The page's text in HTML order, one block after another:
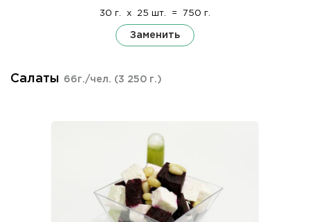
30 г. x 25 шт. = 750 г.
Заменить
Салаты 66г./чел. (3 250 г.)